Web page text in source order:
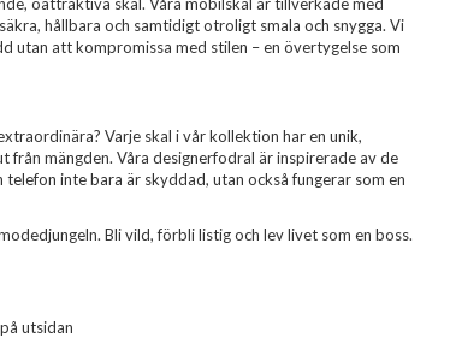
hållbara och samtidigt otroligt smala och snygga. Vi
utan att kompromissa med stilen – en övertygelse som
Varje skal i vår kollektion har en unik,
mängden. Våra designerfodral är inspirerade av de
inte bara är skyddad, utan också fungerar som en
Bli vild, förbli listig och lev livet som en boss.
utsidan